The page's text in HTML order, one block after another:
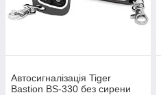
Автосигналізація Tiger
Bastion BS-330 без сирени